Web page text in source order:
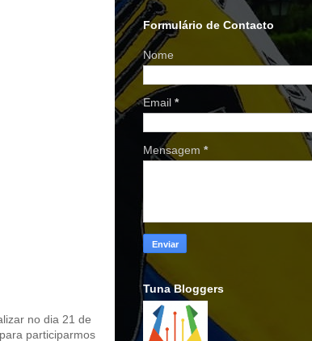
no dia 21 de
participarmos
Formulário de Contacto
Nome
Email *
Mensagem *
Tuna Bloggers